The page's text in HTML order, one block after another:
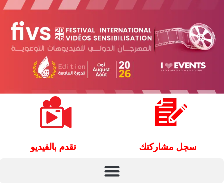
سجل مشاركتك تقدم بالفيديو